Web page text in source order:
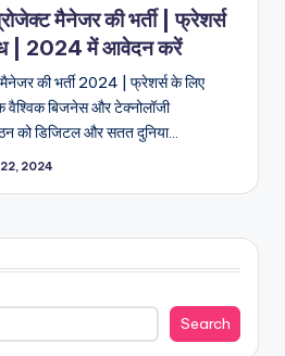
मैनेजर की भर्ती | फ्रेशर्स
| 2024 में आवेदन करें
की भर्ती 2024 | फ्रेशर्स के लिए
वैश्विक बिजनेस और टेक्नोलॉजी
को डिजिटल और सतत दुनिया…
2024
Search